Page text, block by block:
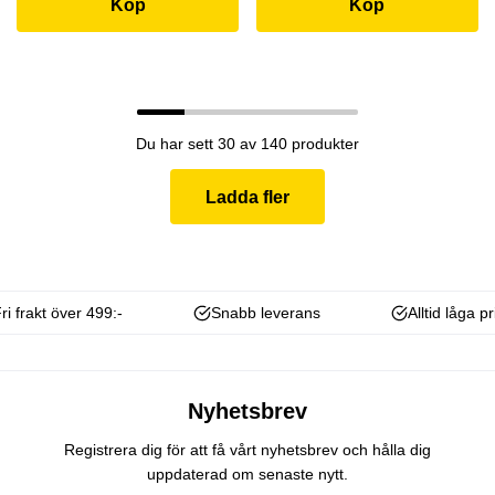
Köp Köp
Du har sett 30 av 140 produkter
Ladda fler
frakt över 499:- Snabb leverans Alltid låga
Nyhetsbrev
Registrera dig för att få vårt nyhetsbrev och hålla dig
uppdaterad om senaste nytt.